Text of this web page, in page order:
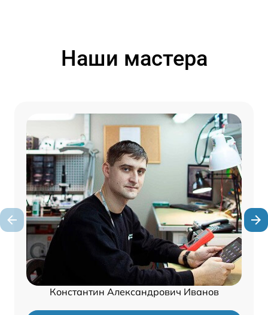
Наши мастера
Константин Александрович Иванов